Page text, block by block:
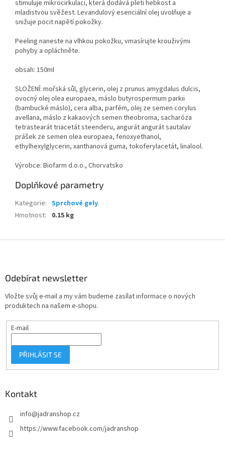
stimuluje mikrocirkulaci, která dodává pleti hebkost a
mladistvou svěžest. Levandulový esenciální olej uvolňuje a
snižuje pocit napětí pokožky.
Peeling naneste na vlhkou pokožku, vmasírujte krouživými
pohyby a opláchněte.
obsah: 150ml
SLOŽENÍ: mořská sůl, glycerin, olej z prunus amygdalus dulcis,
ovocný olej olea europaea, máslo butyrospermum parkii
(bambucké máslo), cera alba, parfém, olej ze semen corylus
avellana, máslo z kakaových semen theobroma, sacharóza
tetrastearát triacetát steenderu, angurát angurát sautalav
prášek ze semen olea europaea, fenoxyethanol,
ethylhexylglycerin, xanthanová guma, tokoferylacetát, linalool.
Výrobce: Biofarm d.o.o., Chorvatsko
Doplňkové parametry
Kategorie: Sprchové gely
Hmotnost: 0.15 kg
Odebírat newsletter
Vložte svůj e-mail a my vám budeme zasílat informace o nových
produktech na našem e-shopu.
E-mail
PŘIHLÁSIT SE
Kontakt
info@jadranshop.cz
https://www.facebook.com/jadranshop